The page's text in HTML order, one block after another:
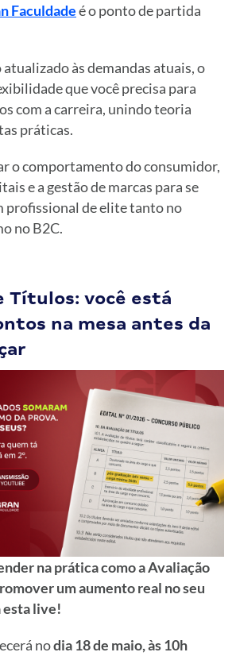
Faculdadeé o ponto de partida
às demandas atuais, o
que você precisa para
com a carreira, unindo teoria
práticas.
o comportamento do consumidor,
e a gestão de marcas para se
profissional de elite tanto no
no B2C.
Títulos: você está
na mesa antes da
na prática como a Avaliação
um aumento real no seu
esta live!
nodia 18 de maio, às 10h